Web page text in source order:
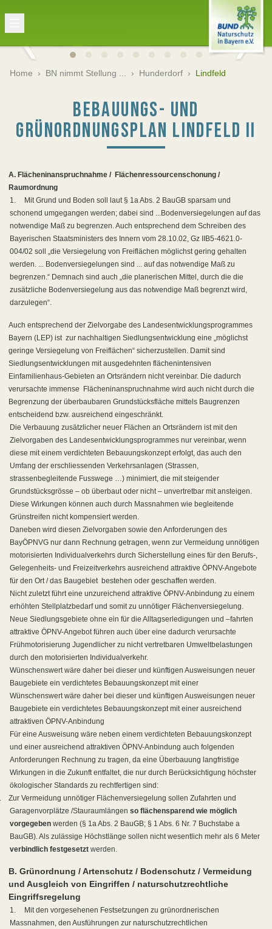
Home › BN nimmt Stellung ... › Hunderdorf › Lindfeld
BEBAUUNGS- UND
GRÜNORDNUNGSPLAN LINDFELD II
A. Flächeninanspruchnahme / Flächenressourcenschonung /
Raumordnung
1.
Mit Grund und Boden soll laut § 1a Abs. 2 BauGB sparsam und
schonend umgegangen werden; dabei sind ...Bodenversiegelungen auf das
notwendige Maß zu begrenzen. Auch entsprechend dem Schreiben des
Bayerischen Staatsministers des Innern vom 28.10.02, Gz IIB5-4621.0-
004/02 soll „die Versiegelung von Freiflächen möglichst gering gehalten
werden. ... Bodenversiegelungen sind ... auf das notwendige Maß zu
begrenzen.“ Demnach sind auch „die planerischen Mittel, durch die die
zusätzliche Bodenversiegelung aus das notwendige Maß begrenzt wird,
darzulegen“.
Auch entsprechend der Zielvorgabe des Landesentwicklungsprogrammes
Bayern (LEP) ist zur nachhaltigen Siedlungsentwicklung eine „möglichst
geringe Versiegelung von Freiflächen“ sicherzustellen. Damit sind
Siedlungsentwicklungen mit ausgedehnten flächenintensiven
Einfamilienhaus-Gebieten an Ortsrändern nicht vereinbar. Die dadurch
verursachte immense
Flächeninanspruchnahme wird auch nicht durch die
Begrenzung der überbaubaren Grundstücksfläche mittels Baugrenzen
entscheidend bzw. ausreichend eingeschränkt.
Die Verbauung zusätzlicher neuer Flächen an Ortsrändern ist mit den
Zielvorgaben des Landesentwicklungsprogrammes nur vereinbar, wenn
diese mit einem verdichteten Bebauungskonzept erfolgt, das auch den
Umfang der erschliessenden Verkehrsanlagen (Strassen,
strassenbegleitende Fusswege …) minimiert, die mit steigender
Grundstücksgrösse – ob überbaut oder nicht – unvertretbar mit ansteigen.
Diese Wirkungen können auch durch Massnahmen wie begleitende
Grünstreifen nicht kompensiert werden.
Daneben wird diesen Zielvorgaben sowie den Anforderungen des
BayÖPNVG nur dann Rechnung getragen, wenn zur Vermeidung unnötigen
motorisierten Individualverkehrs durch Sicherstellung eines für den Berufs-,
Gelegenheits- und Freizeitverkehrs ausreichend attraktive ÖPNV-Angebote
für den Ort / das Baugebiet bestehen oder geschaffen werden.
Nicht zuletzt führt eine unzureichend attraktive ÖPNV-Anbindung zu einem
erhöhten Stellplatzbedarf und somit zu unnötiger Flächenversiegelung.
Neue Siedlungsgebiete ohne ein für die Alltagserledigungen und –fahrten
attraktive ÖPNV-Angebot führen auch über eine dadurch verursachte
Frühmotorisierung Jugendlicher zu nicht vertretbaren Umweltbelastungen
durch den motorisierten Individualverkehr.
Wünschenswert wäre daher bei dieser und künftigen Ausweisungen neuer
Baugebiete ein verdichtetes Bebauungskonzept mit einer
Wünschenswert wäre daher bei dieser und künftigen Ausweisungen neuer
Baugebiete ein verdichtetes Bebauungskonzept mit einer ausreichend
attraktiven ÖPNV-Anbindung
Für eine Ausweisung wäre neben einem verdichteten Bebauungskonzept
und einer ausreichend attraktiven ÖPNV-Anbindung auch folgenden
Anforderungen Rechnung zu tragen, da eine Überbauung langfristige
Wirkungen in die Zukunft entfaltet, die nur durch Berücksichtigung höchster
ökologischer Standards zu rechtfertigen sind:
Zur Vermeidung unnötiger Flächenversiegelung sollen Zufahrten und
Garagenvorplätze /Stauraumlängen so flächensparend wie möglich
vorgegeben werden (§ 1a Abs. 2 BauGB; § 1 Abs. 6 Nr. 7 Buchstabe a
BauGB). Als zulässige Höchstlänge sollen nicht wesentlich mehr als 6 Meter
verbindlich festgesetzt werden.
B. Grünordnung / Artenschutz / Bodenschutz / Vermeidung
und Ausgleich von Eingriffen / naturschutzrechtliche
Eingriffsregelung
1.
Mit den vorgesehenen Festsetzungen zu grünordnerischen
Massnahmen, den Ausführungen zur naturschutzrechtlichen